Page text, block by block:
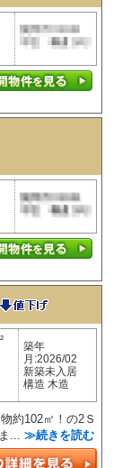
築年
月:2026/02
新築未入居
構造 木造
約102㎡！の2Ｓ
... ≫続きを読む